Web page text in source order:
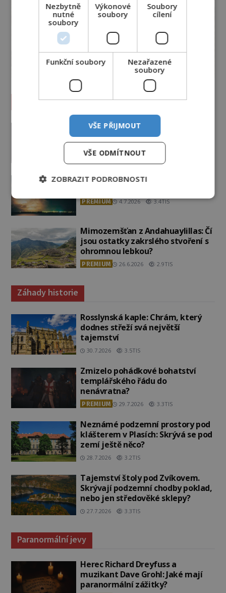
Vesmír a technologie
Podivné události roku 2023: Jsou
Američané v obležení UFO?
PREMIUM 27.7.2026
Nad australským městem
PREMIUM 4.7.2026 3.4TIS
Mimozemšťan z Andahuaylillas: Čí
jsou ostatky zakrslého stvoření s
ohromnou lebkou?
PREMIUM 26.6.2026 2.9TIS
Záhady historie
Rosslynská kaple: Chrám, který
dodnes střeží svá největší
tajemství
30.7.2026 3.5TIS
Zmizelo pohádkové bohatství
templářského řádu do
nenávratna?
PREMIUM 29.7.2026 3.3TIS
Neznámé podzemní prostory pod
klášterem v Plasích: Skrývá se pod
zemí ještě něco?
28.7.2026 3.2TIS
Tajemství štoly pod Zvíkovem.
Skrývají podzemní chodby poklad,
nebo jen středověké sklepy?
27.7.2026 3.3TIS
Paranormální jevy
Herec Richard Dreyfuss a
muzikant Dave Grohl: Jaké mají
paranormální zážitky?
Nezbytně
nutné
soubory
Výkonové
soubory
Soubory
cílení
Funkční soubory
Nezařazené
soubory
VŠE PŘIJMOUT
VŠE ODMÍTNOUT
ZOBRAZIT PODROBNOSTI